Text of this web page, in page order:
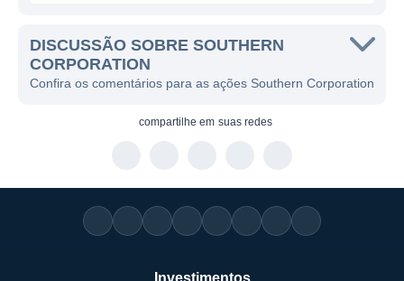
Geórgia, Alabama, Mississippi e Florida. A
empresa é uma das maiores provedoras de
serviços públicos em sua região, atendendo
infraestrutura para atender a demanda
crescente e melhorar a confiabilidade do
fornecimento elétrico.
Além da geração e distribuição de
DISCUSSÃO SOBRE SOUTHERN
CORPORATION
Confira os comentários para as ações Southern Corporation
compartilhe em suas redes
Investimentos